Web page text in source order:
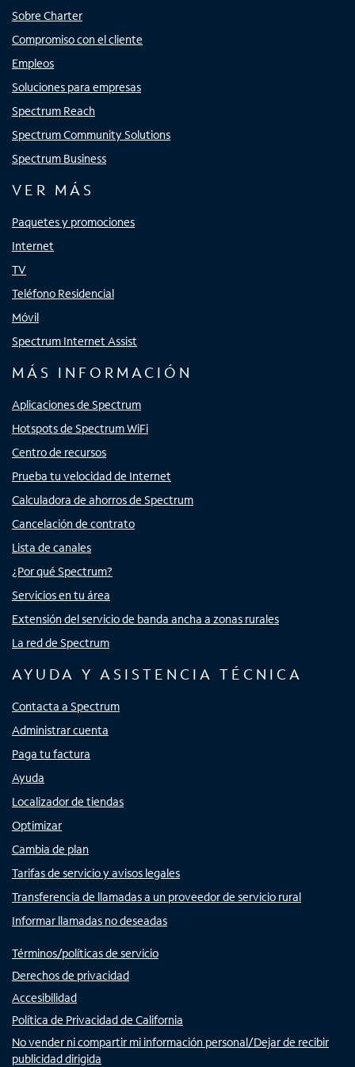
Sobre Charter
Compromiso con el cliente
Empleos
Soluciones para empresas
Spectrum Reach
Spectrum Community Solutions
Spectrum Business
VER MÁS
Paquetes y promociones
Internet
TV
Teléfono Residencial
Móvil
Spectrum Internet Assist
MÁS INFORMACIÓN
Aplicaciones de Spectrum
Hotspots de Spectrum WiFi
Centro de recursos
Prueba tu velocidad de Internet
Calculadora de ahorros de Spectrum
Cancelación de contrato
Lista de canales
¿Por qué Spectrum?
Servicios en tu área
Extensión del servicio de banda ancha a zonas rurales
La red de Spectrum
AYUDA Y ASISTENCIA TÉCNICA
Contacta a Spectrum
Administrar cuenta
Paga tu factura
Ayuda
Localizador de tiendas
Optimizar
Cambia de plan
Tarifas de servicio y avisos legales
Transferencia de llamadas a un proveedor de servicio rural
Informar llamadas no deseadas
Términos/políticas de servicio
Derechos de privacidad
Accesibilidad
Política de Privacidad de California
No vender ni compartir mi información personal/Dejar de recibir
publicidad dirigida